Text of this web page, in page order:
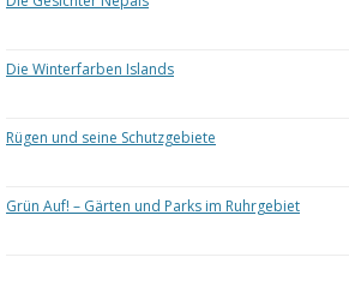
Die Winterfarben Islands
Rügen und seine Schutzgebiete
Grün Auf! – Gärten und Parks im Ruhrgebiet